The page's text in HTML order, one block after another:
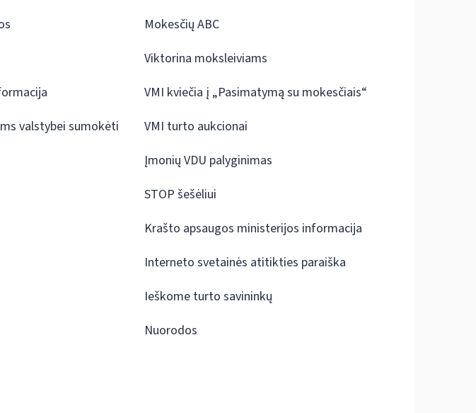
valstybei sumokėti
Mokesčių ABC
Viktorina moksleiviams
VMI kviečia į „Pasimatymą su mokesčiais“
VMI turto aukcionai
Įmonių VDU palyginimas
STOP šešėliui
Krašto apsaugos ministerijos informacija
Interneto svetainės atitikties paraiška
Ieškome turto savininkų
Nuorodos